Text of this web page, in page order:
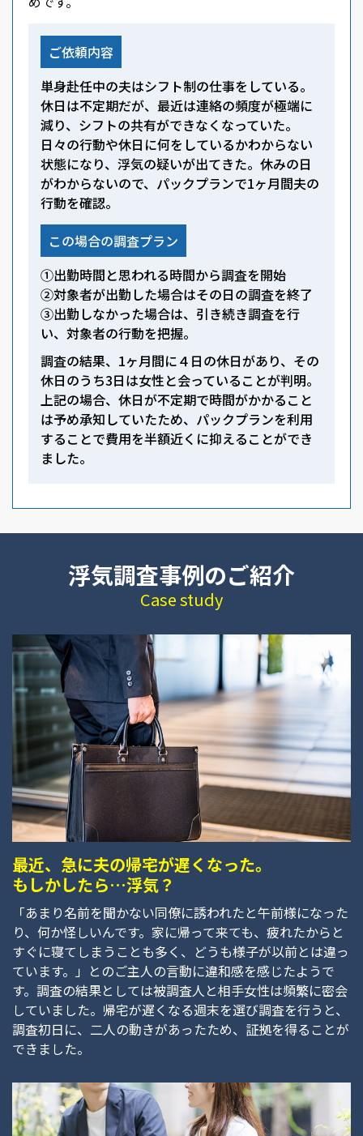
ご依頼内容
単身赴任中の夫はシフト制の仕事をしている。
休日は不定期だが、最近は連絡の頻度が極端に
減り、シフトの共有ができなくなっていた。
日々の行動や休日に何をしているかわからない
状態になり、浮気の疑いが出てきた。休みの日
がわからないので、パックプランで1ヶ月間夫の
行動を確認。
この場合の調査プラン
①出勤時間と思われる時間から調査を開始
②対象者が出勤した場合はその日の調査を終了
③出勤しなかった場合は、引き続き調査を行
い、対象者の行動を把握。
調査の結果、1ヶ月間に４日の休日があり、その
休日のうち3日は女性と会っていることが判明。
上記の場合、休日が不定期で時間がかかること
は予め承知していたため、パックプランを利用
することで費用を半額近くに抑えることができ
ました。
浮気調査事例のご紹介
Case study
最近、急に夫の帰宅が遅くなった。
もしかしたら…浮気？
「あまり名前を聞かない同僚に誘われたと午前様になった
り、何か怪しいんです。家に帰って来ても、疲れたからと
すぐに寝てしまうことも多く、どうも様子が以前とは違っ
ています。」とのご主人の言動に違和感を感じたようで
す。調査の結果としては被調査人と相手女性は頻繁に密会
していました。帰宅が遅くなる週末を選び調査を行うと、
調査初日に、二人の動きがあったため、証拠を得ることが
できました。